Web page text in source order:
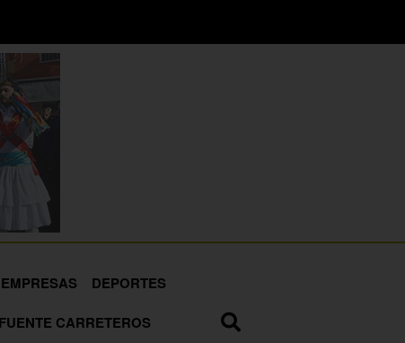
EMPRESAS
DEPORTES
FUENTE CARRETEROS